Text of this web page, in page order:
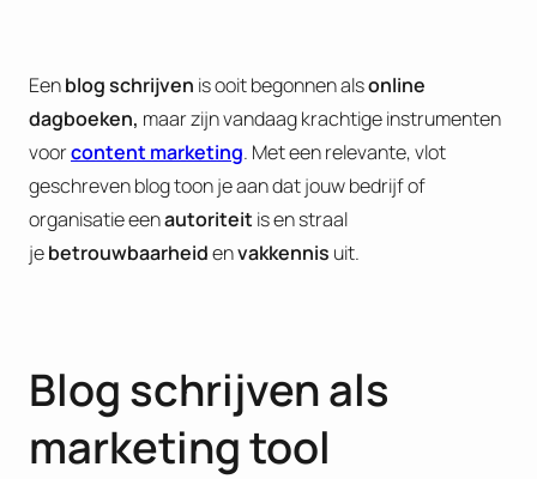
Eenblog schrijven is ooit begonnen alsonline
dagboeken, maar zijn vandaag krachtige instrumenten
voorcontent marketing. Met een relevante, vlot
geschreven blog toon je aan dat jouw bedrijf of
organisatie eenautoriteit is en straal
jebetrouwbaarheidenvakkennis uit.
Blog schrijven als
marketing tool